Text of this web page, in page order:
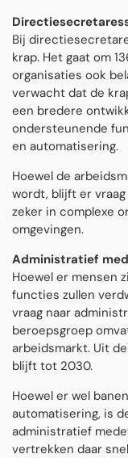
Bij
krap. Het gaat om
organisaties ook
verwacht dat de
een bredere
ondersteunende
en automatisering.
Hoewel de
wordt, blijft er
zeker in complexe
omgevingen.
Administratief
Hoewel er mensen
functies zullen
vraag naar
beroepsgroep
arbeidsmarkt. Uit
blijft tot 2030.
Hoewel er wel
automatisering, is
administratief
vertrekken daar